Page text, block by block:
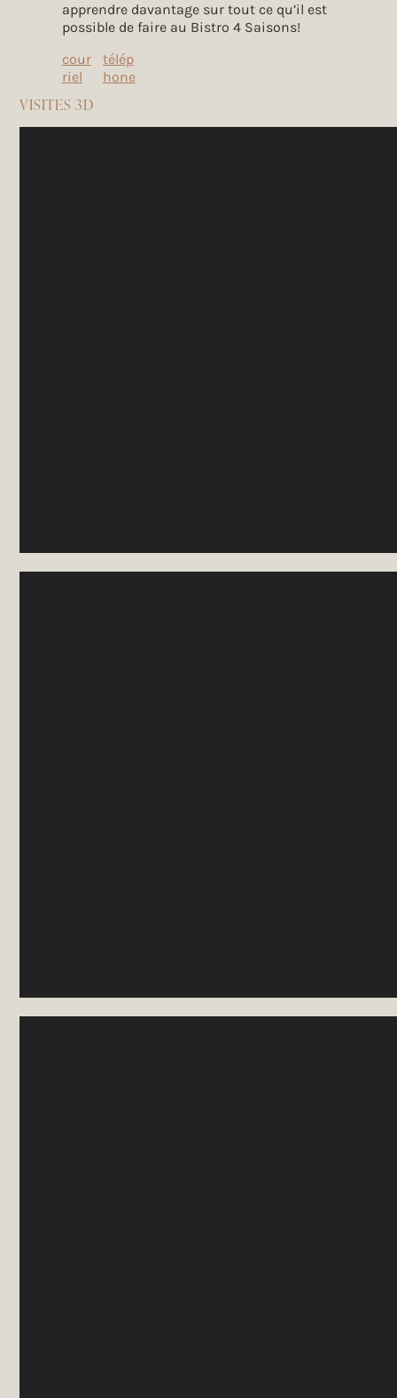
apprendre davantage sur tout ce qu’il est
possible de faire au Bistro 4 Saisons!
cour
riel
télép
hone
VISITES 3D